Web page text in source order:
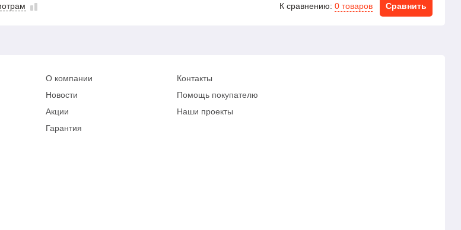
К сравнению: 0 товаров Сравнить
О компании
Новости
Акции
Гарантия
Контакты
Помощь покупателю
Наши проекты